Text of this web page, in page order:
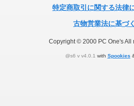
特定商取引に関する法律
古物営業法に基づ
Copyright © 2000 PC One's All
@s6 v v4.0.1 with Spookies